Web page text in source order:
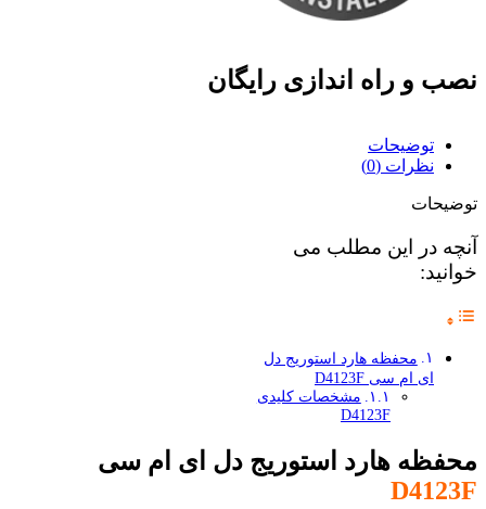
نصب و راه اندازی رایگان
توضیحات
نظرات (0)
توضیحات
آنچه در این مطلب می
خوانید:
محفظه هارد استوریج دل
ای ام سی D4123F
مشخصات کلیدی
D4123F
محفظه هارد استوریج دل ای ام سی
D4123F